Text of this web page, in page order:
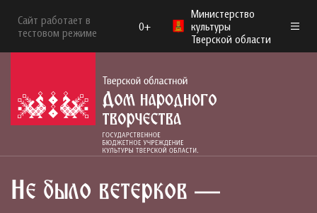
Сайт работает в
тестовом режиме
0+
Министерство
культуры
Тверской области
Не было ветерков —